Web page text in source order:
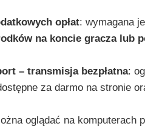
opłat: wymagana
na koncie gracza lub
– transmisja bezpłatna:
za darmo na stronie
oglądać na komputerach